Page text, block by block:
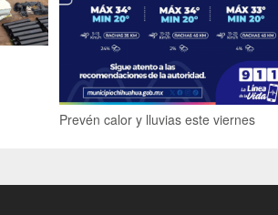
Prevén calor y lluvias este viernes